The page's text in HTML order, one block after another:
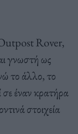
Rover,
γνωστή ως
το άλλο, το
έναν κρατήρα
στοιχεία